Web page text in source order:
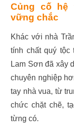
Củng cố hệ
vững chắc
Khác với nhà
tính chất quý tộc
Lam Sơn đã xây
chuyên nghiệp
tay nhà vua, từ
chức chặt chẽ,
từng có.